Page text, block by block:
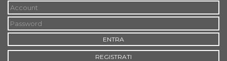
ENTRA
REGISTRATI